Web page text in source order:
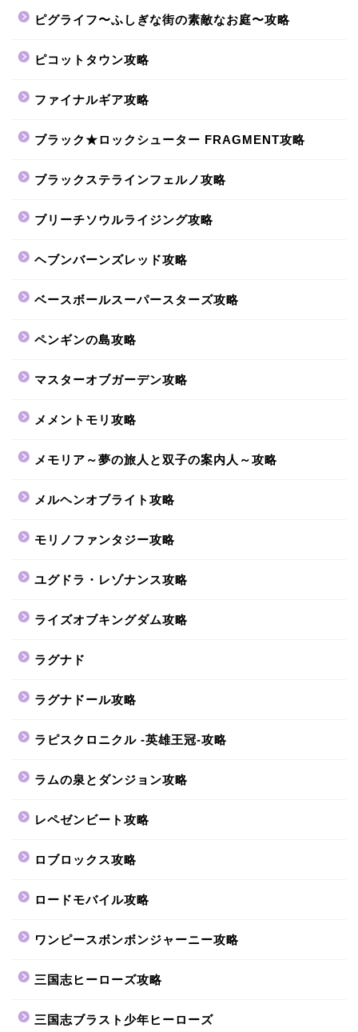
ピグライフ〜ふしぎな街の素敵なお庭〜攻略
ピコットタウン攻略
ファイナルギア攻略
ブラック★ロックシューター FRAGMENT攻略
ブラックステラインフェルノ攻略
ブリーチソウルライジング攻略
ヘブンバーンズレッド攻略
ベースボールスーパースターズ攻略
ペンギンの島攻略
マスターオブガーデン攻略
メメントモリ攻略
メモリア～夢の旅人と双子の案内人～攻略
メルヘンオブライト攻略
モリノファンタジー攻略
ユグドラ・レゾナンス攻略
ライズオブキングダム攻略
ラグナド
ラグナドール攻略
ラピスクロニクル -英雄王冠-攻略
ラムの泉とダンジョン攻略
レペゼンビート攻略
ロブロックス攻略
ロードモバイル攻略
ワンピースボンボンジャーニー攻略
三国志ヒーローズ攻略
三国志ブラスト少年ヒーローズ